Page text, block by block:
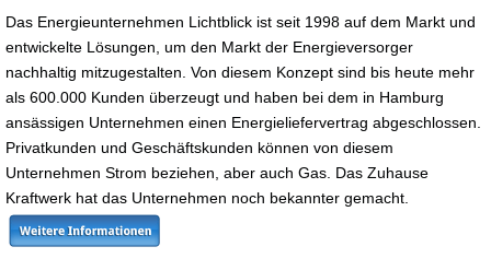
Das Energieunternehmen Lichtblick ist seit 1998 auf dem Markt und
entwickelte Lösungen, um den Markt der Energieversorger
nachhaltig mitzugestalten. Von diesem Konzept sind bis heute mehr
als 600.000 Kunden überzeugt und haben bei dem in Hamburg
ansässigen Unternehmen einen Energieliefervertrag abgeschlossen.
Privatkunden und Geschäftskunden können von diesem
Unternehmen Strom beziehen, aber auch Gas. Das Zuhause
Kraftwerk hat das Unternehmen noch bekannter gemacht.